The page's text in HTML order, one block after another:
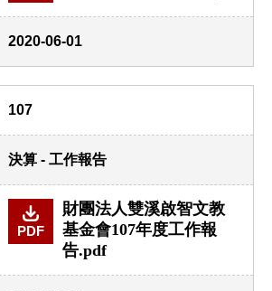
2020-06-01
107
決算 - 工作報告
PDF
財團法人雙溪啟智文教
基金會107年度工作報
告.pdf